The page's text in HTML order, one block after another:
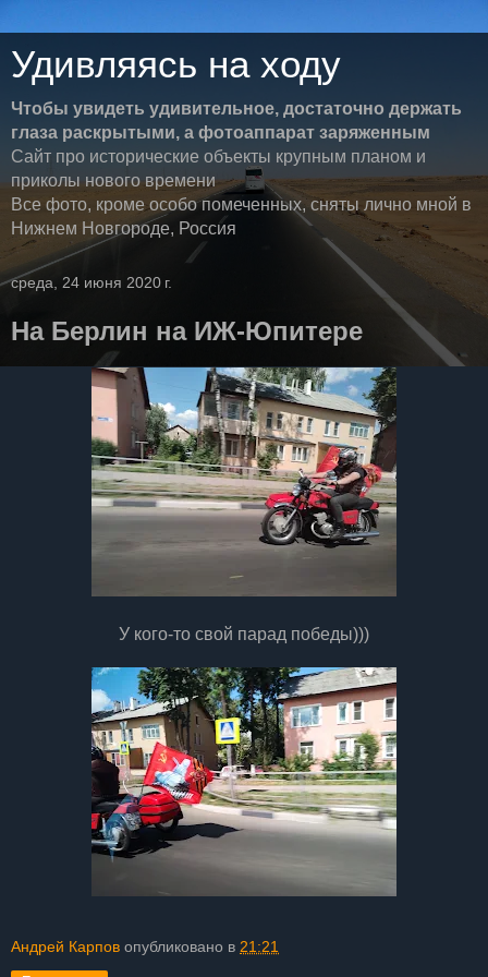
Удивляясь на ходу
Чтобы увидеть удивительное, достаточно держать
глаза раскрытыми, а фотоаппарат заряженным
Сайт про исторические объекты крупным планом и
приколы нового времени
Все фото, кроме особо помеченных, сняты лично мной в
Нижнем Новгороде, Россия
среда, 24 июня 2020 г.
На Берлин на ИЖ-Юпитере
У кого-то свой парад победы)))
Андрей Карпов опубликовано в 21:21